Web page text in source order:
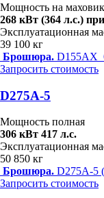
Мощность на
268 кВт (364 л.с.)
Эксплуатационная
39 100 кг
Брошюра.
Запросить стоимость
D275A-5
Мощность полная
306 кВт 417 л.с.
Эксплуатационная
50 850 кг
Брошюра. D275A-5
Запросить стоимость